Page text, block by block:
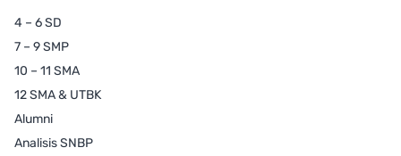
4 – 6 SD
7 – 9 SMP
10 – 11 SMA
12 SMA & UTBK
Alumni
Analisis SNBP